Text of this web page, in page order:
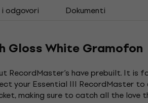
odgovori Dokumenti
Gloss White Gramofon
have prebuilt. It is
your Essential III RecordMaster to
making sure to catch all the love